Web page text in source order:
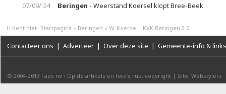
07/09/'24
Beringen - Weerstand Koersel klopt Bree-Beek
U bent hier: Startpagina » Beringen » W. Koersel - KVK Beringen 2-2
Contacteer ons | Adverteer | Over deze site | Gemeente-info & links
© 2004-2013 Faes nv - Op de artikels en foto’s rust copyright | Site: Webstylers